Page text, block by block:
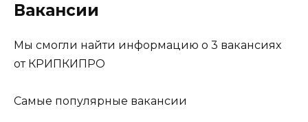
Вакансии
Мы смогли найти информацию о 3 вакансиях
от КРИПКИПРО
Самые популярные вакансии